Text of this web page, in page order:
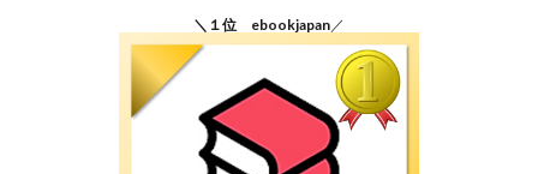
＼１位 ebookjapan ／